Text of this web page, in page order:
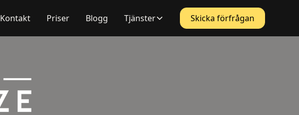
Kontakt Priser Blogg Tjänster Skicka förfrågan